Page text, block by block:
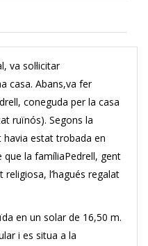
va sol·licitar
casa. Abans,va fer
coneguda per la casa
ruïnós). Segons la
havia estat trobada en
la famíliaPedrell, gent
l’hagués regalat
en un solar de 16,50 m.
i es situa a la